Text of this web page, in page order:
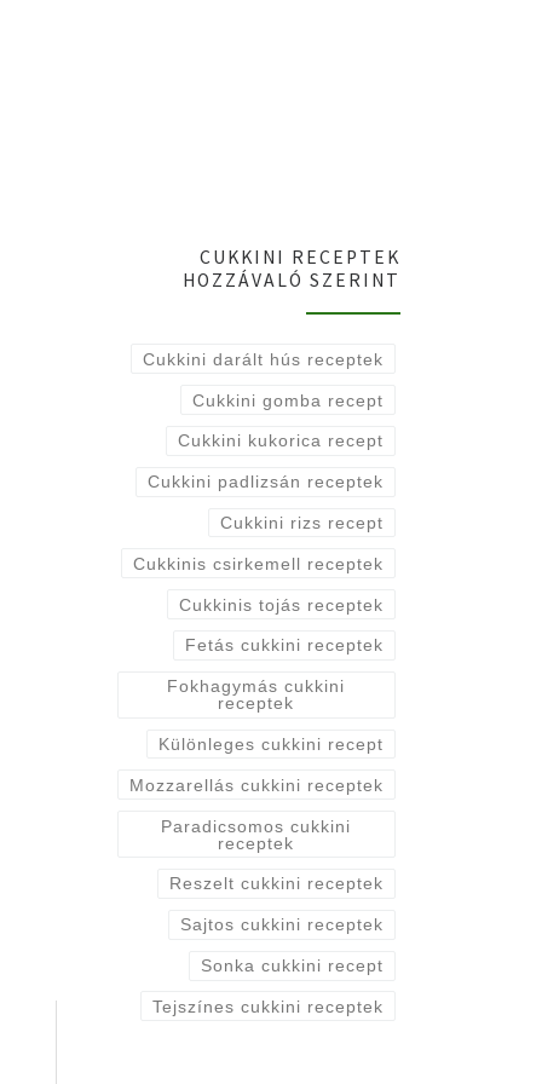
CUKKINI RECEPTEK
HOZZÁVALÓ SZERINT
Cukkini darált hús receptek
Cukkini gomba recept
Cukkini kukorica recept
Cukkini padlizsán receptek
Cukkini rizs recept
Cukkinis csirkemell receptek
Cukkinis tojás receptek
Fetás cukkini receptek
Fokhagymás cukkini
receptek
Különleges cukkini recept
Mozzarellás cukkini receptek
Paradicsomos cukkini
receptek
Reszelt cukkini receptek
Sajtos cukkini receptek
Sonka cukkini recept
Tejszínes cukkini receptek